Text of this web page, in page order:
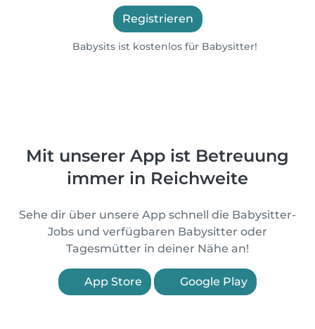
Registrieren
Babysits ist kostenlos für Babysitter!
Mit unserer App ist Betreuung
immer in Reichweite
Sehe dir über unsere App schnell die Babysitter-
Jobs und verfügbaren Babysitter oder
Tagesmütter in deiner Nähe an!
App Store Google Play